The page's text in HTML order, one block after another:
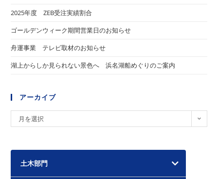
2025年度 ZEB受注実績割合
ゴールデンウィーク期間営業日のお知らせ
舟運事業 テレビ取材のお知らせ
湖上からしか見られない景色へ 浜名湖船めぐりのご案内
アーカイブ
ー
イ
月を選択
土木部門